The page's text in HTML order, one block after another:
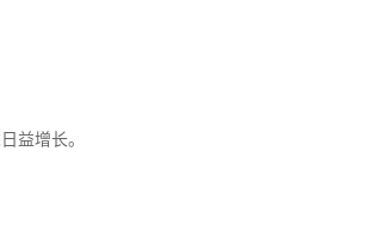
益增长。